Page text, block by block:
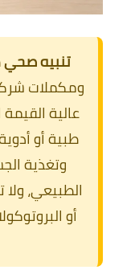
تنبيه صحي
عالية
طبية أو
وتغذية
الطبيعي،
أو